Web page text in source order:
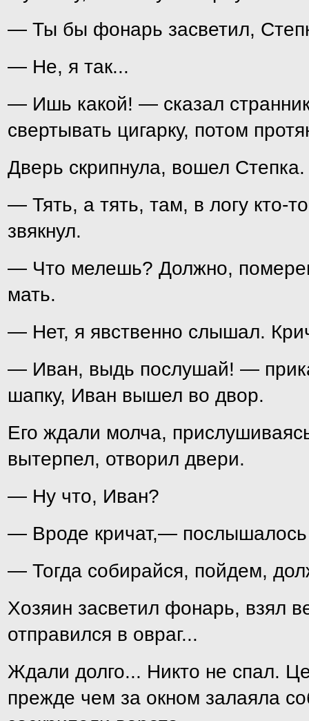
— Ты бы фонарь засветил,
— Не, я так...
— Ишь какой! — сказал странник
свертывать цигарку, потом
Дверь скрипнула, вошел Степка.
— Тять, а тять, там, в логу кто-
звякнул.
— Что мелешь? Должно,
мать.
— Нет, я явственно слышал.
— Иван, выдь послушай! —
шапку, Иван вышел во двор.
Его ждали молча,
вытерпел, отворил двери.
— Ну что, Иван?
— Вроде кричат,— послышалось
— Тогда собирайся, пойдем,
Хозяин засветил фонарь, взял
отправился в овраг...
Ждали долго... Никто не спал.
прежде чем за окном залаяла